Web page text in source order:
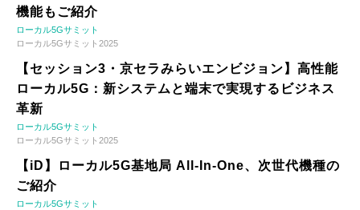
機能もご紹介
ローカル5Gサミット
ローカル5Gサミット2025
【セッション3・京セラみらいエンビジョン】高性能
ローカル5G：新システムと端末で実現するビジネス
革新
ローカル5Gサミット
ローカル5Gサミット2025
【iD】ローカル5G基地局 All-In-One、次世代機種の
ご紹介
ローカル5Gサミット